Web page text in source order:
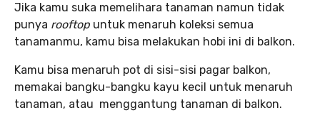
Jika kamu suka memelihara tanaman namun tidak
punya rooftop untuk menaruh koleksi semua
tanamanmu, kamu bisa melakukan hobi ini di balkon.
Kamu bisa menaruh pot di sisi-sisi pagar balkon,
memakai bangku-bangku kayu kecil untuk menaruh
tanaman, atau menggantung tanaman di balkon.